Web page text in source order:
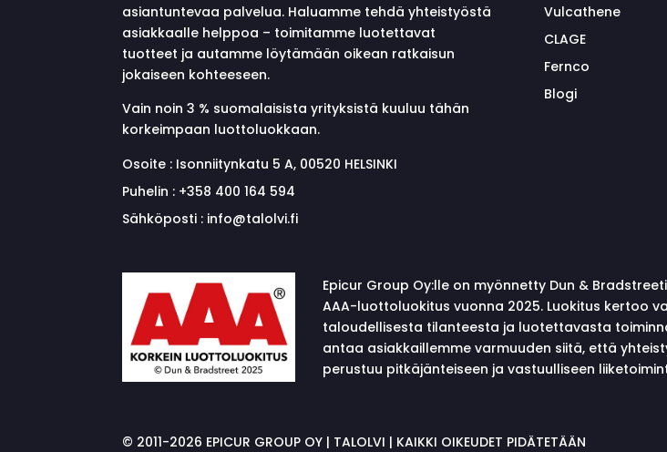
asiantuntevaa palvelua. Haluamme tehdä yhteistyöstä
asiakkaalle helppoa – toimitamme luotettavat
tuotteet ja autamme löytämään oikean ratkaisun
jokaiseen kohteeseen.
Vain noin 3 % suomalaisista yrityksistä kuuluu tähän
korkeimpaan luottoluokkaan.
Osoite : Isonniitynkatu 5 A, 00520 HELSINKI
Puhelin : +358 400 164 594
Sähköposti : info@talolvi.fi
Vulcathene
CLAGE
Fernco
Blogi
Epicur Group Oy:lle on myönnetty Dun &
AAA-luottoluokitus vuonna 2025. Luokitus kertoo
taloudellisesta tilanteesta ja luotettavasta
antaa asiakkaillemme varmuuden siitä, että
perustuu pitkäjänteiseen ja vastuulliseen
© 2011-2026 EPICUR GROUP OY | TALOLVI | KAIKKI OIKEUDET PIDÄTETÄÄN